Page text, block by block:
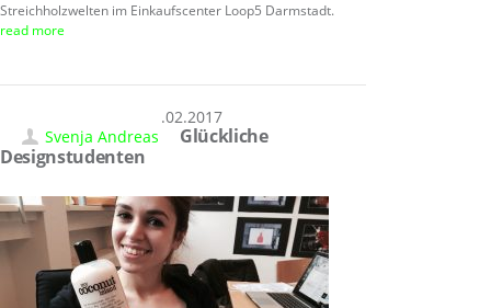
Streichholzwelten im Einkaufscenter Loop5 Darmstadt.
read more
17.02.2017
Svenja Andreas
Glückliche
Designstudenten